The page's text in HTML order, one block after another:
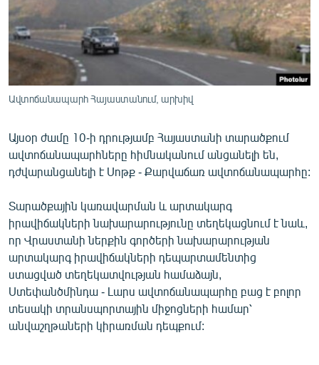
ՄԻՋԱԶԳԱՅԻՆ
ՄՇԱԿՈՒՅԹ
ՍՊՈՐՏ
ՄԵԿՆԱԲԱՆՈՒԹՅՈՒՆ
ԿՈՐՈՆԱՎԻՐՈՒՍ
ԱՐԽԻՎ
ԲԱՆԱՎԵՃ
ՁԳՏԵԼՈՎ ԼԱՎԱԳՈՒՅՆԻՆ
ՓՈԴՔԱՍԹ
Հայերեն
English
Ավտոճանապարհ Հայաստանում, արխիվ
Այսօր ժամը 10-ի դրությամբ Հայաստանի տարածքում
ավտոճանապարհները հիմնականում անցանելի են,
դժվարանցանելի է Սոթք - Քարվաճառ ավտոճանապարհը:
Տարածքային կառավարման և արտակարգ
իրավիճակների նախարարությունը տեղեկացնում է նաև,
որ Վրաստանի ներքին գործերի նախարարության
արտակարգ իրավիճակների դեպարտամենտից
ստացված տեղեկատվության համաձայն,
Ստեփանծմինդա - Լարս ավտոճանապարհը բաց է բոլոր
տեսակի տրանսպորտային միջոցների համար՝
անվաշղթաների կիրառման դեպքում: